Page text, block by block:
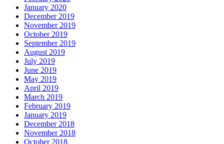
January 2020
December 2019
November 2019
October 2019
September 2019
August 2019
July 2019
June 2019
May 2019
April 2019
March 2019
February 2019
January 2019
December 2018
November 2018
October 2018